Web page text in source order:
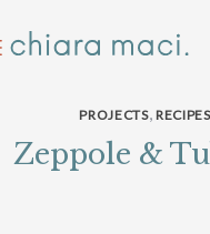
PROJECTS, RECIPES
Zeppole &